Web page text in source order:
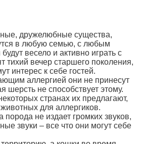
дружелюбные существа,
в любую семью, с любым
весело и активно играть с
тихий вечер старшего поколения,
интерес к себе гостей.
аллергией они не принесут
шерсть не способствует этому.
странах их предлагают,
для аллергиков.
порода не издает громких звуков,
звуки – все что они могут себе